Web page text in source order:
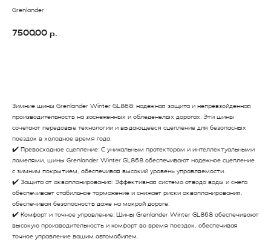
Grenlander
7500,00 р.
Зимние шины Grenlander Winter GL868: надежная защита и непревзойденная
производительность на заснеженных и обледенелых дорогах. Эти шины
сочетают передовые технологии и выдающееся сцепление для безопасных
поездок в холодное время года.
✔️ Превосходное сцепление: С уникальным протектором и интеллектуальными
ламелями, шины Grenlander Winter GL868 обеспечивают надежное сцепление
с зимним покрытием, обеспечивая высокий уровень управляемости.
✔️ Защита от аквапланирования: Эффективная система отвода воды и снега
обеспечивает стабильное торможение и снижает риски аквапланирования,
обеспечивая безопасность даже на мокрой дороге.
✔️ Комфорт и точное управление: Шины Grenlander Winter GL868 обеспечивают
высокую производительность и комфорт во время поездок, обеспечивая
точное управление вашим автомобилем.